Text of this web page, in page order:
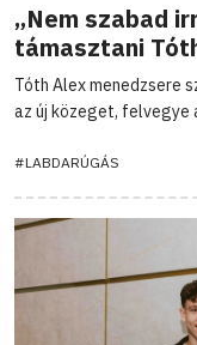
„Nem szabad
támasztani
Tóth Alex menedzsere
az új közeget, felvegye
#LABDARÚGÁS